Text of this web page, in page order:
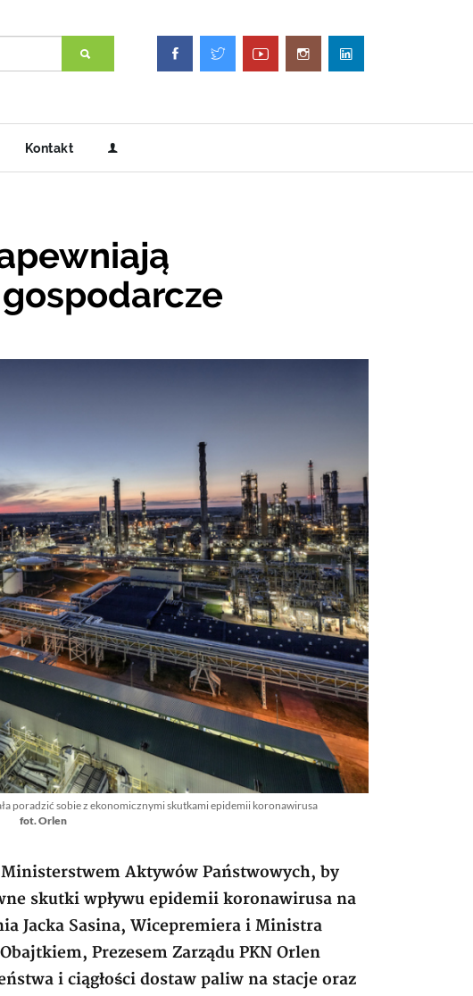
Kontakt
poradzić sobie z ekonomicznymi skutkami epidemii koronawirusa
fot. Orlen
Aktywów Państwowych, by
skutki wpływu epidemii koronawirusa na
Jacka Sasina, Wicepremiera i Ministra
Prezesem Zarządu PKN Orlen
i ciągłości dostaw paliw na stacje oraz